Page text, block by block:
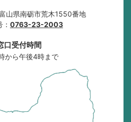
県南砺市荒木1550番地
0763-23-2003
口受付時間
から午後4時まで